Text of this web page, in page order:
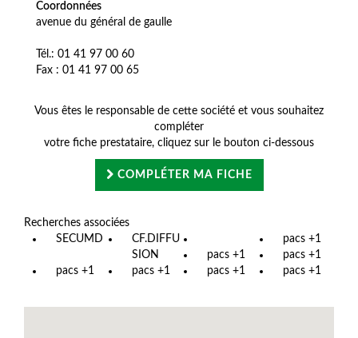
Coordonnées
avenue du général de gaulle
Tél.: 01 41 97 00 60
Fax : 01 41 97 00 65
Vous êtes le responsable de cette société et vous souhaitez
compléter
votre fiche prestataire, cliquez sur le bouton ci-dessous
COMPLÉTER MA FICHE
Recherches associées
SECUMD
CF.DIFFU
SION
pacs +1
pacs +1
pacs +1
pacs +1
pacs +1 pacs +1 pacs +1